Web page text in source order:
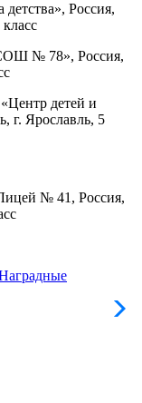
Россия,
№ 78», Россия,
детей и
г. Ярославль, 5
№ 41, Россия,